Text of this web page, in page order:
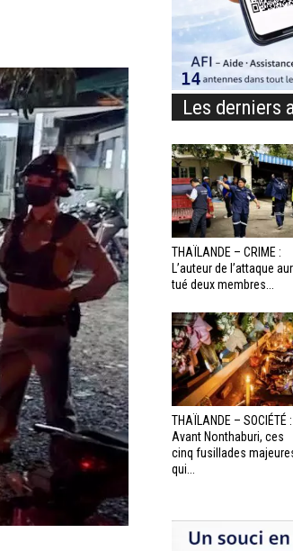
Les derniers
THAÏLANDE – CRIME :
L’auteur de l’attaque
tué deux membres...
THAÏLANDE – SOCIÉTÉ :
Avant Nonthaburi, ces
cinq fusillades
qui...